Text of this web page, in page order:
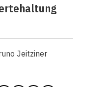
Jeitziner